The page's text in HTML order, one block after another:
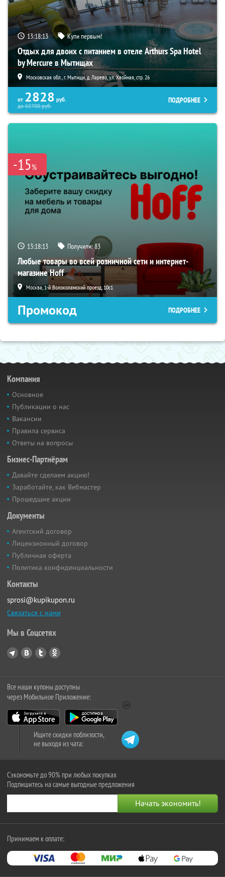
13:18:12 Купи первым!
Отдых для двоих с питанием в отеле Arthurs Spa Hotel
by Mercure в Мытищах
Московская обл., г. Мытищи, д. Ларево, ул. Хвойная, стр. 26
от 2828 руб.
до65700руб.
ПОДРОБНЕЕ
-15%
13:18:12 Получили:83
Любые товары во всей розничной сети и интернет-
магазине Hoff
Москва, 1-й Волоколамский проезд, 10с1
Промокод ПОДРОБНЕЕ
Компания
Основное
Публикации о нас
Вакансии
Правила сервиса
Ответы на вопросы
Бизнес-Партнёрам
Давайте сделаем акцию!
Заработайте, как Вебмастер
Прошедшие акции
Документы
Агентский договор
Лицензионный договор
Публичная оферта
Политика конфиденциальности
Контакты
sprosi@kupikupon.ru
Связаться с нами
Мы в Соцсетях
Все наши купоны доступны
через Мобильное Приложение:
Ищите скидки поблизости,
не выходя из чата:
Сэкономьте до 90% при любых покупках
Подпишитесь на самые выгодные предложения
Принимаем к оплате: